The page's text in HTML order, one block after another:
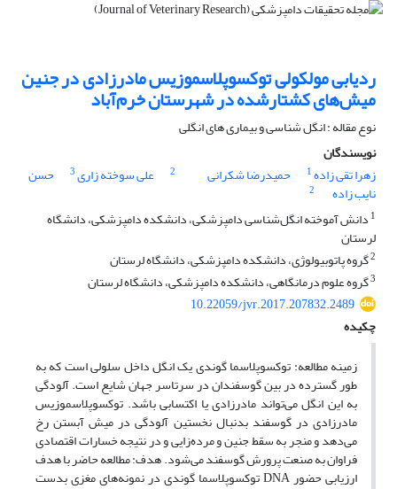
ردیابی مولکولی توکسوپلاسموزیس مادرزادی در جنین
میش‌های کشتارشده در شهرستان خرم‌آباد
نوع مقاله : انگل شناسی و بیماری های انگلی
نویسندگان
زهرا تقی زاده1 حمیدرضا شکرانی 2 علی سوخته زاری3 حسن
نایب زاده
2
1 دانش آموخته انگل‌شناسی دامپزشکی، دانشکده دامپزشکی، دانشگاه
لرستان
2گروه پاتوبیولوژی، دانشکده دامپزشکی، دانشگاه لرستان
3گروه علوم درمانگاهی، دانشکده دامپزشکی، دانشگاه لرستان
10.22059/jvr.2017.207832.2489
چکیده
زمینه‌ مطالعه: توکسوپلاسما گوندی یک انگل داخل سلولی است که به
طور گسترده‌ در بین گوسفندان در سرتاسر جهان شایع است. آلودگی
به این انگل می‌تواند مادرزادی یا اکتسابی باشد. توکسوپلاسموزیس
مادرزادی در گوسفند بدنبال نخستین آلودگی در میش آبستن رخ
می‌دهد و منجر به سقط جنین و مرده‌زایی و در نتیجه خسارات اقتصادی
فراوان به صنعت پرورش گوسفند ‌می‌شود. هدف: مطالعه حاضر با هدف
ارزیابی حضور DNA توکسوپلاسما گوندی در نمونه‌های مغزی بدست